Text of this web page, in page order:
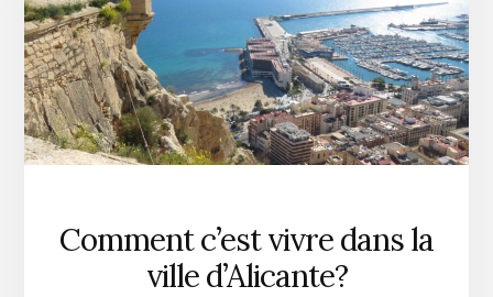
Comment c’est vivre dans la
ville d’Alicante?